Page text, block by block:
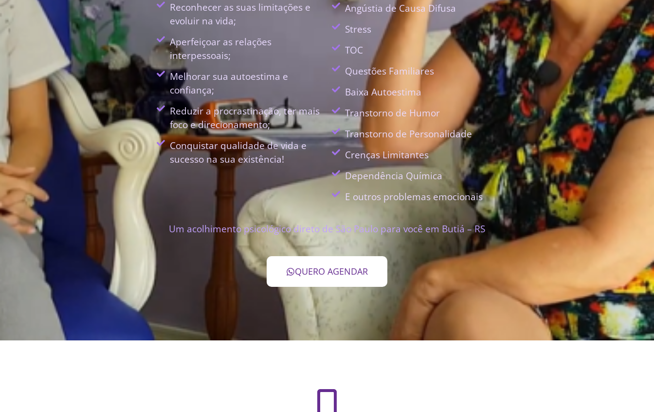
Reconhecer as suas limitações e
evoluir na vida;
Aperfeiçoar as relações
interpessoais;
Melhorar sua autoestima e
confiança;
Reduzir a procrastinação, ter mais
foco e direcionamento;
Conquistar qualidade de vida e
sucesso na sua existência!
Angústia de Causa Difusa
Stress
TOC
Questões Familiares
Baixa Autoestima
Transtorno de Humor
Transtorno de Personalidade
Crenças Limitantes
Dependência Química
E outros problemas emocionais
Um acolhimento psicológico direto de São Paulo para você em Butiá – RS
QUERO AGENDAR